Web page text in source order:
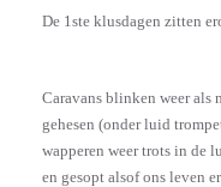
De 1ste klusdagen zitten
Caravans blinken weer als
gehesen (onder luid
wapperen weer trots in de
en gesopt alsof ons leven